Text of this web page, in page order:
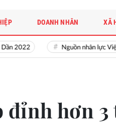
2022 Nguồn nhân lực Việt
DOANH NHÂN XÃ
đỉnh hơn